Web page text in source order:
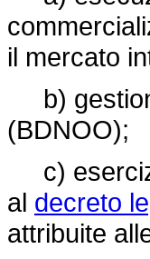
il mercato
b)
(BDNOO);
c)
al decreto
attribuite